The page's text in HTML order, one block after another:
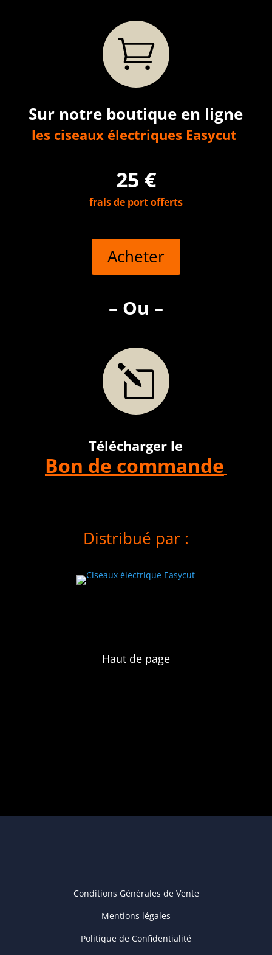

Sur notre boutique en ligne
les ciseaux électriques Easycut
25 €
frais de port offerts
Acheter
– Ou –
l
Télécharger le
Bon de commande
Distribué par :
Haut de page
Conditions Générales de Vente
Mentions légales
Politique de Confidentialité